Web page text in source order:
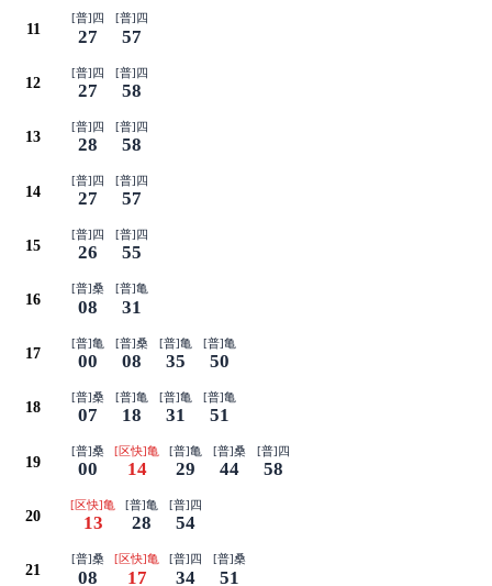
11
[普]四
27
[普]四
57
12
[普]四
27
[普]四
58
13
[普]四
28
[普]四
58
14
[普]四
27
[普]四
57
15
[普]四
26
[普]四
55
16
[普]桑
08
[普]亀
31
17
[普]亀
00
[普]桑
08
[普]亀
35
[普]亀
50
18
[普]桑
07
[普]亀
18
[普]亀
31
[普]亀
51
19
[普]桑
00
[区快]亀
14
[普]亀
29
[普]桑
44
[普]四
58
20
[区快]亀
13
[普]亀
28
[普]四
54
21
[普]桑
08
[区快]亀
17
[普]四
34
[普]桑
51